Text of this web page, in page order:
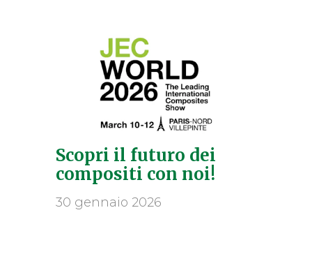
Scopri il futuro dei
compositi con noi!
30 gennaio 2026